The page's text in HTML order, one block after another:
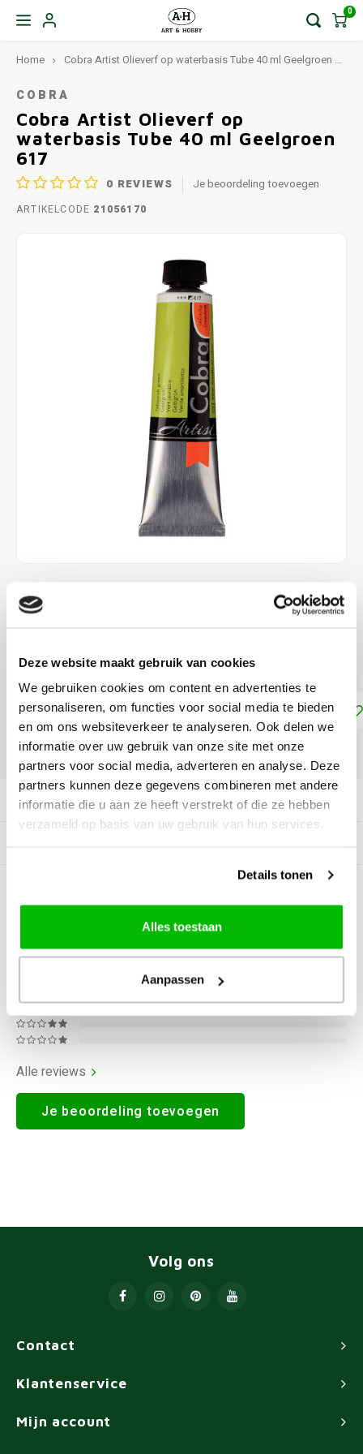
Deze website maakt gebruik van cookies
We gebruiken cookies om content en advertenties te
personaliseren, om functies voor social media te bieden
en om ons websiteverkeer te analyseren. Ook delen we
informatie over uw gebruik van onze site met onze
partners voor social media, adverteren en analyse. Deze
partners kunnen deze gegevens combineren met andere
informatie die u aan ze heeft verstrekt of die ze hebben
verzameld op basis van uw gebruik van hun services.
Details tonen
Alles toestaan
Aanpassen
0
Home Cobra Artist Olieverf op waterbasis Tube 40 ml Geelgroen 617
COBRA
Cobra Artist Olieverf op
waterbasis Tube 40 ml Geelgroen
617
0 REVIEWS Je beoordeling toevoegen
ARTIKELCODE 21056170
€15,00
Dekkracht: HalfdekkendLees meer
Toevoegen aan winkelwagen
DELEN:
Productomschrijving
Alle reviews
Je beoordeling toevoegen
Contact
Volg ons
Klantenservice
Mijn account